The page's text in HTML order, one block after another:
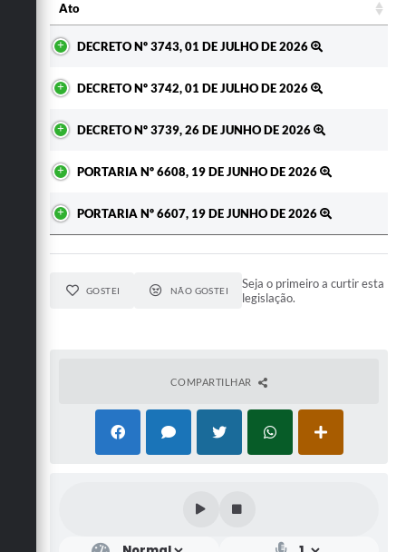
Ato
DECRETO Nº 3743, 01 DE JULHO DE 2026
DECRETO Nº 3742, 01 DE JULHO DE 2026
DECRETO Nº 3739, 26 DE JUNHO DE 2026
PORTARIA Nº 6608, 19 DE JUNHO DE 2026
PORTARIA Nº 6607, 19 DE JUNHO DE 2026
GOSTEI NÃO GOSTEI
Seja o primeiro a curtir esta
legislação.
COMPARTILHAR